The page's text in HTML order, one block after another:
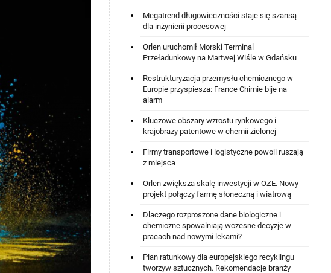
Megatrend długowieczności staje się szansą
dla inżynierii procesowej
Orlen uruchomił Morski Terminal
Przeładunkowy na Martwej Wiśle w Gdańsku
Restrukturyzacja przemysłu chemicznego w
Europie przyspiesza: France Chimie bije na
alarm
Kluczowe obszary wzrostu rynkowego i
krajobrazy patentowe w chemii zielonej
Firmy transportowe i logistyczne powoli ruszają
z miejsca
Orlen zwiększa skalę inwestycji w OZE. Nowy
projekt połączy farmę słoneczną i wiatrową
Dlaczego rozproszone dane biologiczne i
chemiczne spowalniają wczesne decyzje w
pracach nad nowymi lekami?
Plan ratunkowy dla europejskiego recyklingu
tworzyw sztucznych. Rekomendacje branży